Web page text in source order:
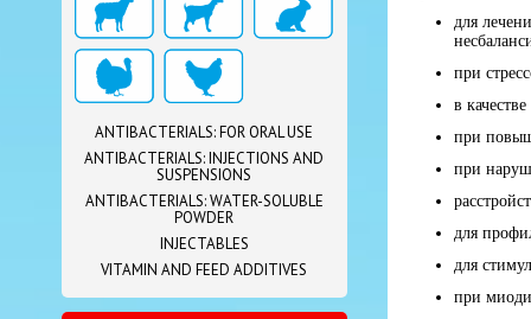
ANTIBACTERIALS: FOR ORAL USE
ANTIBACTERIALS: INJECTIONS AND
SUSPENSIONS
ANTIBACTERIALS: WATER-SOLUBLE
POWDER
INJECTABLES
VITAMIN AND FEED ADDITIVES
для
при
в
при
при
для
для
при